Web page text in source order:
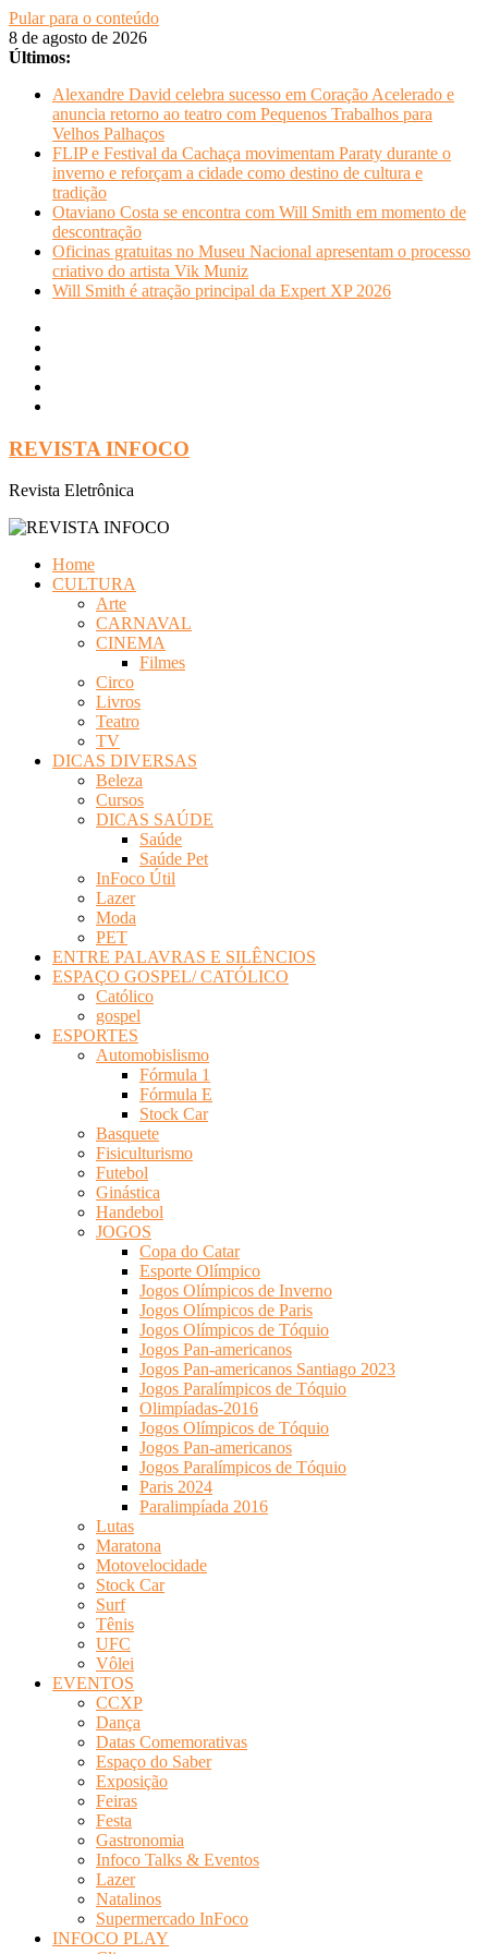
Pular para o conteúdo
8 de agosto de 2026
Últimos:
Alexandre David celebra sucesso em Coração Acelerado e
anuncia retorno ao teatro com Pequenos Trabalhos para
Velhos Palhaços
FLIP e Festival da Cachaça movimentam Paraty durante o
inverno e reforçam a cidade como destino de cultura e
tradição
Otaviano Costa se encontra com Will Smith em momento de
descontração
Oficinas gratuitas no Museu Nacional apresentam o processo
criativo do artista Vik Muniz
Will Smith é atração principal da Expert XP 2026
REVISTA INFOCO
Revista Eletrônica
Home
CULTURA
Arte
CARNAVAL
CINEMA
Filmes
Circo
Livros
Teatro
TV
DICAS DIVERSAS
Beleza
Cursos
DICAS SAÚDE
Saúde
Saúde Pet
InFoco Útil
Lazer
Moda
PET
ENTRE PALAVRAS E SILÊNCIOS
ESPAÇO GOSPEL/ CATÓLICO
Católico
gospel
ESPORTES
Automobislismo
Fórmula 1
Fórmula E
Stock Car
Basquete
Fisiculturismo
Futebol
Ginástica
Handebol
JOGOS
Copa do Catar
Esporte Olímpico
Jogos Olímpicos de Inverno
Jogos Olímpicos de Paris
Jogos Olímpicos de Tóquio
Jogos Pan-americanos
Jogos Pan-americanos Santiago 2023
Jogos Paralímpicos de Tóquio
Olimpíadas-2016
Jogos Olímpicos de Tóquio
Jogos Pan-americanos
Jogos Paralímpicos de Tóquio
Paris 2024
Paralimpíada 2016
Lutas
Maratona
Motovelocidade
Stock Car
Surf
Tênis
UFC
Vôlei
EVENTOS
CCXP
Dança
Datas Comemorativas
Espaço do Saber
Exposição
Feiras
Festa
Gastronomia
Infoco Talks & Eventos
Lazer
Natalinos
Supermercado InFoco
INFOCO PLAY